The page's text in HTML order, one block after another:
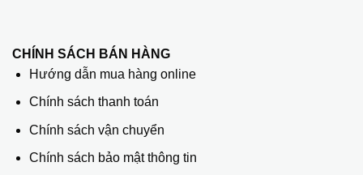
CHÍNH SÁCH BÁN HÀNG
Hướng dẫn mua hàng online
Chính sách thanh toán
Chính sách vận chuyển
Chính sách bảo mật thông tin